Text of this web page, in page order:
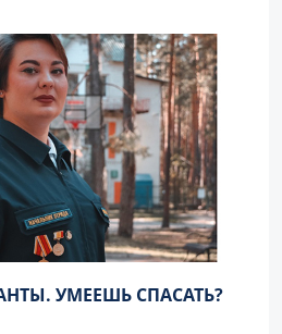
УМЕЕШЬ СПАСАТЬ?